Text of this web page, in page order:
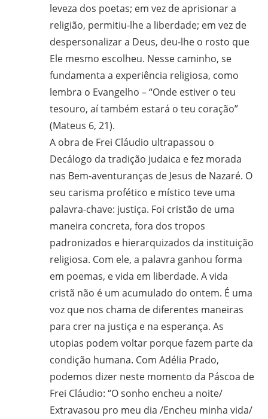
leveza dos poetas; em vez de aprisionar a
religião, permitiu-lhe a liberdade; em vez de
despersonalizar a Deus, deu-lhe o rosto que
Ele mesmo escolheu. Nesse caminho, se
fundamenta a experiência religiosa, como
lembra o Evangelho – “Onde estiver o teu
tesouro, aí também estará o teu coração”
(Mateus 6, 21).
A obra de Frei Cláudio ultrapassou o
Decálogo da tradição judaica e fez morada
nas Bem-aventuranças de Jesus de Nazaré. O
seu carisma profético e místico teve uma
palavra-chave: justiça. Foi cristão de uma
maneira concreta, fora dos tropos
padronizados e hierarquizados da instituição
religiosa. Com ele, a palavra ganhou forma
em poemas, e vida em liberdade. A vida
cristã não é um acumulado do ontem. É uma
voz que nos chama de diferentes maneiras
para crer na justiça e na esperança. As
utopias podem voltar porque fazem parte da
condição humana. Com Adélia Prado,
podemos dizer neste momento da Páscoa de
Frei Cláudio: “O sonho encheu a noite/
Extravasou pro meu dia /Encheu minha vida/